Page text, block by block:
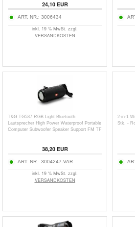
24,10EUR
ART. NR.: 3006434
inkl. 19 % MwSt. zzgl.
VERSANDKOSTEN
T&G TG537 RGB Light Bluetooth
Lautsprecher High Power Waterproof Portable
Computer Subwoofer Speaker Support FM TF
38,20EUR
ART. NR.: 3004247-VAR
inkl. 19 % MwSt. zzgl.
VERSANDKOSTEN
2-in-1
Stk. -